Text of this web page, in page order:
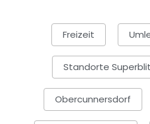
Freizeit
Standorte
Obercunnersdorf